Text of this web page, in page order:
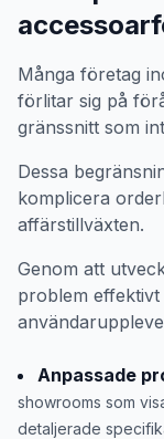
Många företag
förlitar sig på
gränssnitt som
Dessa
komplicera
affärstillväxten.
Genom att
problem
Anpassade
showrooms som
detaljerade